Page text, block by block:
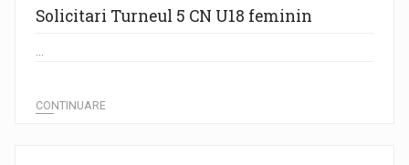
Solicitari Turneul 5 CN U18 feminin
CONTINUARE